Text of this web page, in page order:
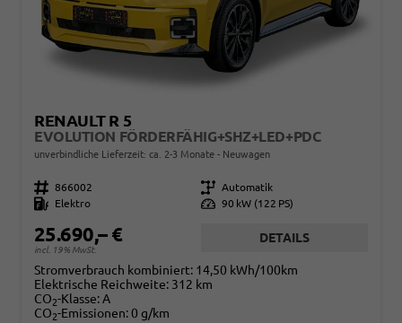
RENAULT R 5
EVOLUTION FÖRDERFÄHIG+SHZ+LED+PDC
unverbindliche Lieferzeit: ca. 2-3 Monate Neuwagen
Fahrzeugnr. 866002 Getriebe Automatik
Kraftstoff
Elektro Leistung 90 kW (122 PS)
25.690,– €
incl. 19% MwSt.
DETAILS
Stromverbrauch kombiniert: 14,50 kWh/100km
Elektrische Reichweite: 312 km
CO2-Klasse:A
CO2-Emissionen:0 g/km